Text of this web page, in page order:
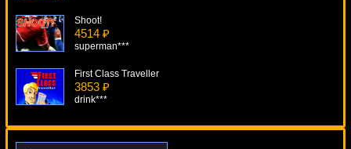
Shoot!
4514 ₽
superman***
First Class Traveller
3853 ₽
drink***
Back In Time
290 ₽